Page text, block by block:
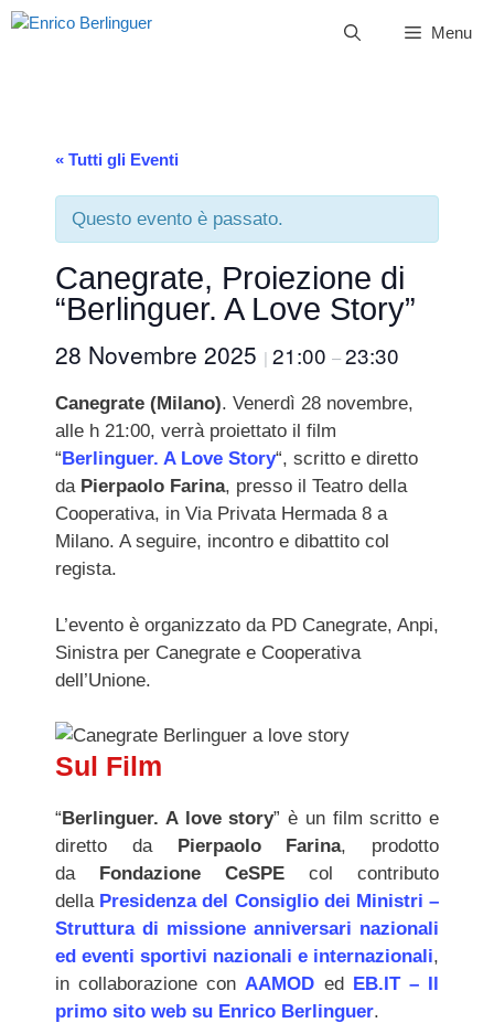
Vai
Menu
« Tutti gli Eventi
Questo evento è passato.
Canegrate, Proiezione di
“Berlinguer. A Love Story”
28 Novembre 2025 | 21:00 –23:30
Canegrate (Milano). Venerdì 28 novembre,
alle h 21:00, verrà proiettato il film
“Berlinguer. A Love Story“, scritto e diretto
da Pierpaolo Farina, presso il Teatro della
Cooperativa, in Via Privata Hermada 8 a
Milano. A seguire, incontro e dibattito col
regista.
L’evento è organizzato da PD Canegrate, Anpi,
Sinistra per Canegrate e Cooperativa
dell’Unione.
Sul Film
“Berlinguer. A love story” è un film scritto e
diretto da Pierpaolo Farina, prodotto
da Fondazione CeSPE col contributo
della Presidenza del Consiglio dei Ministri –
Struttura di missione anniversari nazionali
ed eventi sportivi nazionali e internazionali,
in collaborazione conAAMOD ed EB.IT – Il
primo sito web su Enrico Berlinguer.